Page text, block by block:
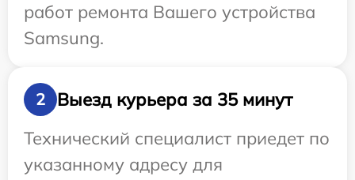
работ ремонта Вашего устройства
Samsung.
2
Выезд курьера за 35 минут
Технический специалист приедет по
указанному адресу для